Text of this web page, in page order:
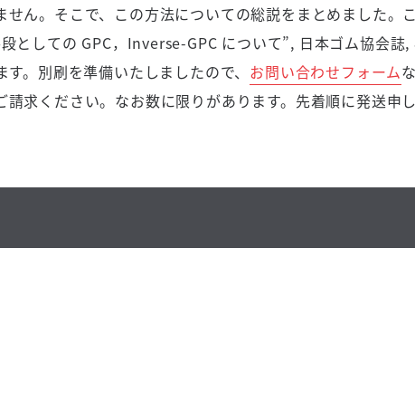
ん。そこで、この方法についての総説をまとめました。
としての GPC，Inverse-GPC について”, 日本ゴム協会誌,
。別刷を準備いたしましたので、 お問い合わせフォーム
求ください。なお数に限りがあります。先着順に発送申